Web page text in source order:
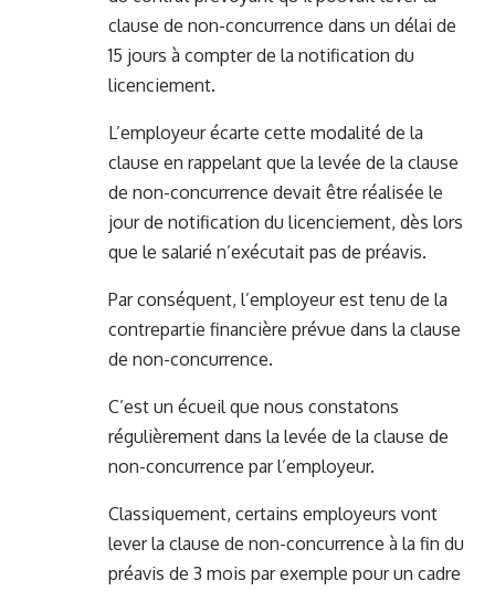
clause de non-concurrence dans un délai de
15 jours à compter de la notification du
licenciement.
L’employeur écarte cette modalité de la
clause en rappelant que la levée de la clause
de non-concurrence devait être réalisée le
jour de notification du licenciement, dès lors
que le salarié n’exécutait pas de préavis.
Par conséquent, l’employeur est tenu de la
contrepartie financière prévue dans la clause
de non-concurrence.
C’est un écueil que nous constatons
régulièrement dans la levée de la clause de
non-concurrence par l’employeur.
Classiquement, certains employeurs vont
lever la clause de non-concurrence à la fin du
préavis de 3 mois par exemple pour un cadre